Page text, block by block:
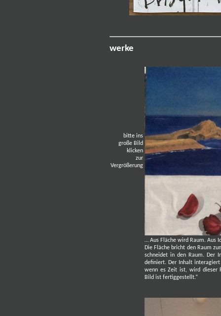
werke
bitte ins
große Bild
klicken
zur
Vergrößerung
… Aus Fläche wird Raum. Aus
Die Fläche bricht den Raum
schneidet in den Raum. Der
definiert. Der Inhalt
wenn es Zeit ist, wird dieser
Bild ist fertiggestellt.“